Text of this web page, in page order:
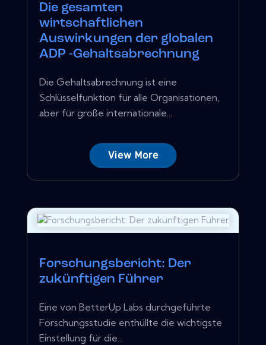
Die gesamten
wirtschaftlichen
Auswirkungen der globalen
ADP -Gehaltsabrechnung
Die Gehaltsabrechnung ist eine
Schlüsselfunktion für alle Organisationen,
aber für große internationale...
View More
Forschungsbericht: Der
zukünftigen Führer
Eine von BetterUp Labs durchgeführte
Forschungsstudie enthüllte die wichtigste
Einstellung für die...